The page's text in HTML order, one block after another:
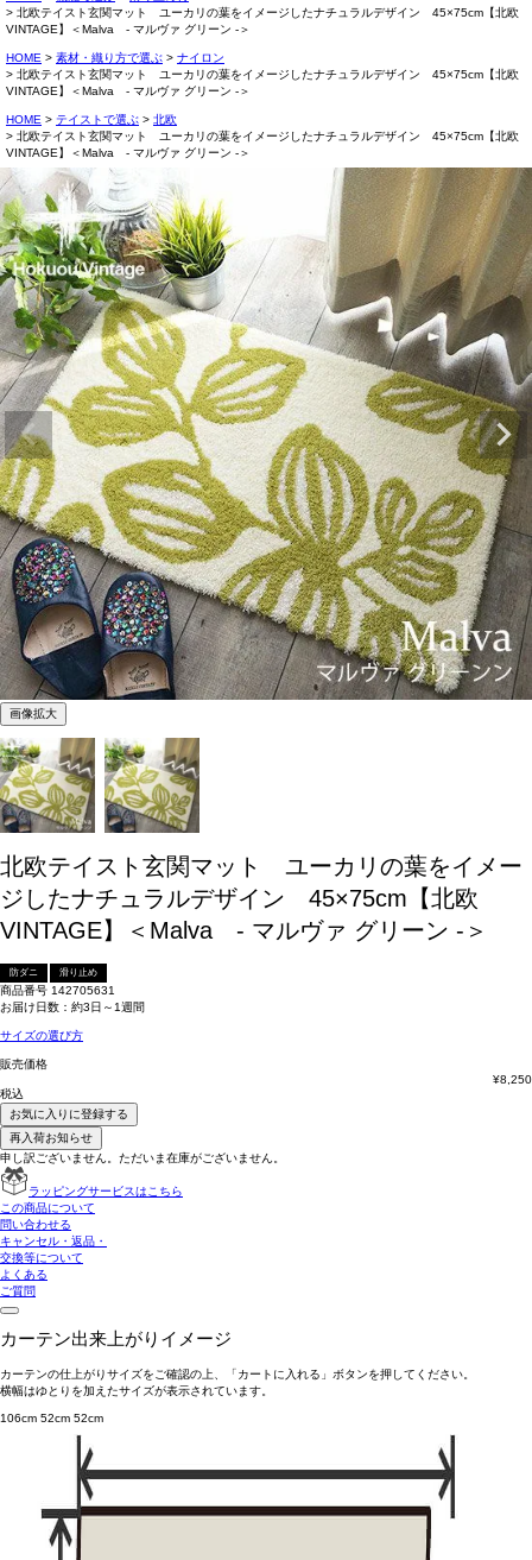
北欧テイスト玄関マット ユーカリの葉をイメージしたナチュラルデザイン 45×75cm【北欧
VINTAGE】＜Malva - マルヴァ グリーン -＞
HOME 素材・織り方で選ぶ
ナイロン
北欧テイスト玄関マット ユーカリの葉をイメージしたナチュラルデザイン 45×75cm【北欧
VINTAGE】＜Malva - マルヴァ グリーン -＞
HOME テイストで選ぶ
北欧
北欧テイスト玄関マット ユーカリの葉をイメージしたナチュラルデザイン 45×75cm【北欧
VINTAGE】＜Malva - マルヴァ グリーン -＞
画像拡大
北欧テイスト玄関マット ユーカリの葉をイメー
ジしたナチュラルデザイン 45×75cm【北欧
VINTAGE】＜Malva - マルヴァ グリーン -＞
防ダニ 滑り止め
商品番号 142705631
お届け日数：約3日～1週間
サイズの選び方
販売価格
¥8,250
税込
お気に入りに登録する
再入荷お知らせ
申し訳ございません。ただいま在庫がございません。
ラッピングサービスはこちら
この商品について
問い合わせる
キャンセル・返品・
交換等について
よくある
ご質問
カーテン出来上がりイメージ
カーテンの仕上がりサイズをご確認の上、「カートに入れる」ボタンを押してください。
横幅はゆとりを加えたサイズが表示されています。
106cm 52cm 52cm